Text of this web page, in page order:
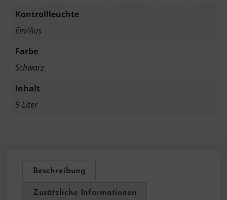
Kontrollleuchte
Ein/Aus
Farbe
Schwarz
Inhalt
9 Liter
Beschreibung
Zusätzliche Informationen